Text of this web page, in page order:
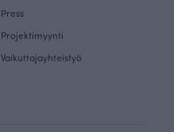
Press
Projektimyynti
Vaikuttajayhteistyö